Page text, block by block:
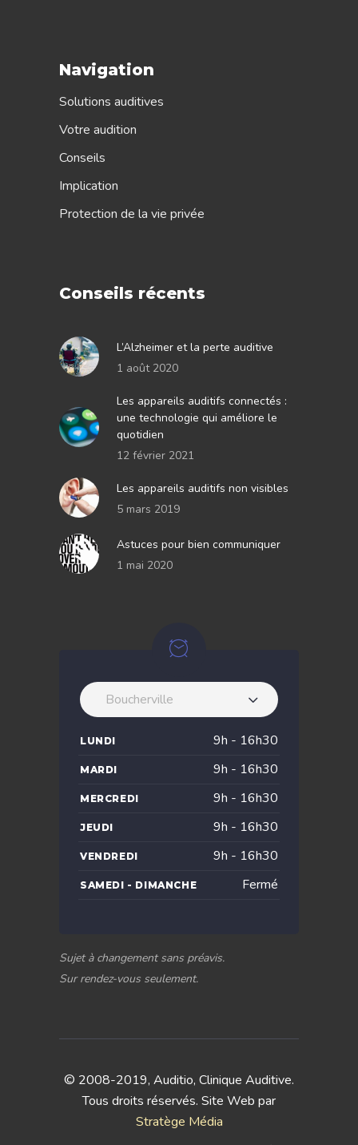
Navigation
Solutions auditives
Votre audition
Conseils
Implication
Protection de la vie privée
Conseils récents
L’Alzheimer et la perte auditive
1 août 2020
Les appareils auditifs connectés :
une technologie qui améliore le
quotidien
12 février 2021
Les appareils auditifs non visibles
5 mars 2019
Astuces pour bien communiquer
1 mai 2020
Boucherville
LUNDI 9h - 16h30
MARDI 9h - 16h30
MERCREDI 9h - 16h30
JEUDI 9h - 16h30
VENDREDI 9h - 16h30
SAMEDI - DIMANCHE Fermé
Sujet à changement sans préavis.
Sur rendez-vous seulement.
© 2008-2019, Auditio, Clinique Auditive.
Tous droits réservés. Site Web par
Stratège Média